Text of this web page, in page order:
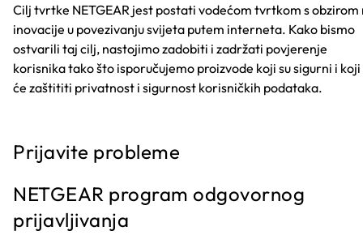
Cilj tvrtke NETGEAR jest postati vodećom tvrtkom s obzirom
inovacije u povezivanju svijeta putem interneta. Kako bismo
ostvarili taj cilj, nastojimo zadobiti i zadržati povjerenje
korisnika tako što isporučujemo proizvode koji su sigurni i koji
će zaštititi privatnost i sigurnost korisničkih podataka.
Prijavite probleme
NETGEAR program odgovornog
prijavljivanja